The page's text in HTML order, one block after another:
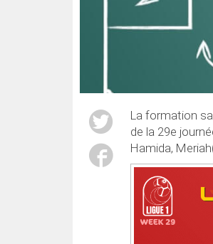
La formation
de la 29e
Hamida,